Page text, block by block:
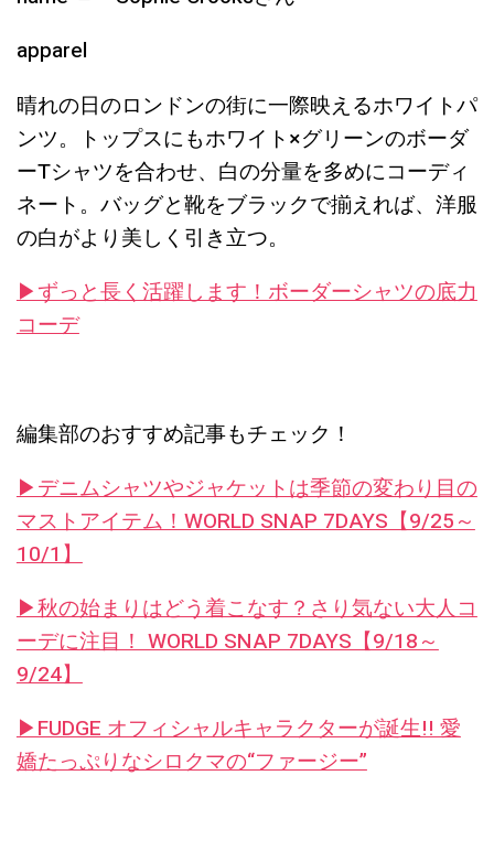
apparel
晴れの日のロンドンの街に一際映えるホワイトパ
ンツ。トップスにもホワイト×グリーンのボーダ
ーTシャツを合わせ、白の分量を多めにコーディ
ネート。バッグと靴をブラックで揃えれば、洋服
の白がより美しく引き立つ。
▶︎ずっと長く活躍します！ボーダーシャツの底力
コーデ
編集部のおすすめ記事もチェック！
▶︎デニムシャツやジャケットは季節の変わり目の
マストアイテム！WORLD SNAP 7DAYS【9/25～
10/1】
▶︎秋の始まりはどう着こなす？さり気ない大人コ
ーデに注目！ WORLD SNAP 7DAYS【9/18～
9/24】
▶︎FUDGE オフィシャルキャラクターが誕生!! 愛
嬌たっぷりなシロクマの“ファージー”